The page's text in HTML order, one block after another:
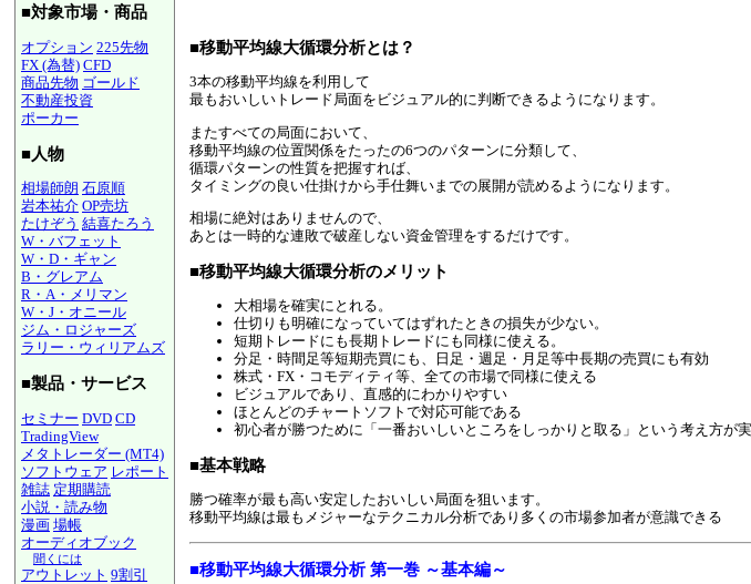
■対象市場・商品
オプション 225先物
FX (為替) CFD
商品先物 ゴールド
不動産投資
ポーカー
■人物
相場師朗 石原順
岩本祐介 OP売坊
たけぞう 結喜たろう
W・バフェット
W・D・ギャン
B・グレアム
R・A・メリマン
W・J・オニール
ジム・ロジャーズ
ラリー・ウィリアムズ
■製品・サービス
セミナー DVD CD
TradingView
メタトレーダー (MT4)
ソフトウェア レポート
雑誌 定期購読
小説・読み物
漫画 場帳
オーディオブック
聞くには
アウトレット 9割引
■移動平均線大循環分析とは？
3本の移動平均線を利用して
最もおいしいトレード局面をビジュアル的に判断できるようになります。
またすべての局面において、
移動平均線の位置関係をたったの6つのパターンに分類して、
循環パターンの性質を把握すれば、
タイミングの良い仕掛けから手仕舞いまでの展開が読めるようになります。
相場に絶対はありませんので、
あとは一時的な連敗で破産しない資金管理をするだけです。
■移動平均線大循環分析のメリット
大相場を確実にとれる。
仕切りも明確になっていてはずれたときの損失が少ない。
短期トレードにも長期トレードにも同様に使える。
分足・時間足等短期売買にも、日足・週足・月足等中長期の売買にも有効
株式・FX・コモディティ等、全ての市場で同様に使える
ビジュアルであり、直感的にわかりやすい
ほとんどのチャートソフトで対応可能である
初心者が勝つために「一番おいしいところをしっかりと取る」という考え方が
■基本戦略
勝つ確率が最も高い安定したおいしい局面を狙います。
移動平均線は最もメジャーなテクニカル分析であり多くの市場参加者が意識できる
■移動平均線大循環分析 第一巻 ～基本編～